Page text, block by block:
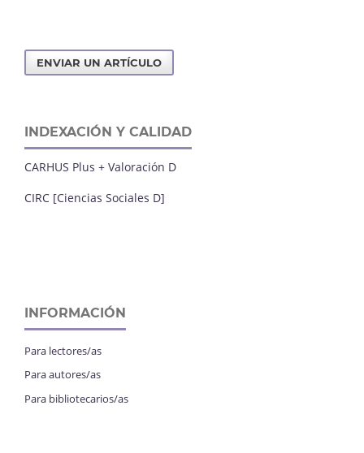
ENVIAR UN ARTÍCULO
INDEXACIÓN Y CALIDAD
CARHUS Plus + Valoración D
CIRC [Ciencias Sociales D]
INFORMACIÓN
Para lectores/as
Para autores/as
Para bibliotecarios/as